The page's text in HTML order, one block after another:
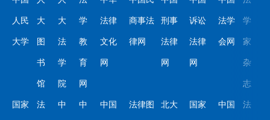
人民
大学
大
图
书
馆
大
法
学
院
学
教
育
网
法律
文化
网
商事法
律网
刑事
法律
网
诉讼
法律
网
法学
会网
学
家
杂
志
国家 法 中 中 中国 法律图 北大 国家 中国 法